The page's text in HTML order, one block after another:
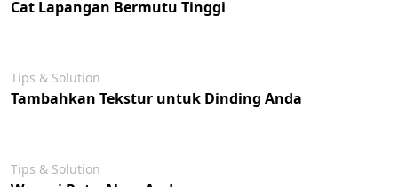
Cat Lapangan Bermutu Tinggi
Tips & Solution
Tambahkan Tekstur untuk Dinding Anda
Tips & Solution